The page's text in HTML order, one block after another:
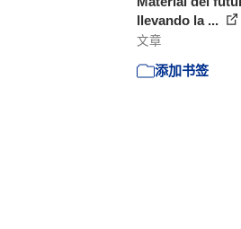
llevando la ...
文章
添加书签